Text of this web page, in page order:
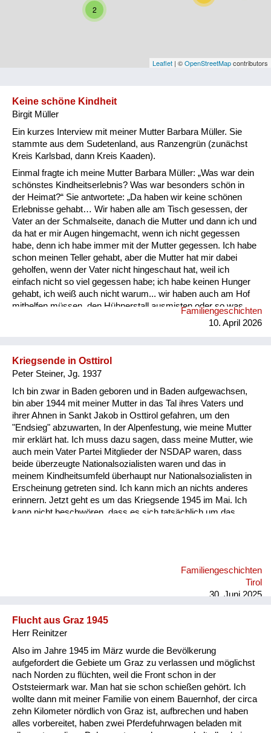
Vorarlberg
Besatzungsmächte
Frauen, Mütter, Kinder
Versorgung
Heimkehrer
Fluchtgeschichten
Familiengeschichten
Schule und Ausbildung
Wiederaufbau und
Wohnen
2
Leaflet | ©OpenStreetMapcontributors
Keine schöne Kindheit
Birgit Müller
Ein kurzes Interview mit meiner Mutter Barbara Müller. Sie
stammte aus dem Sudetenland, aus Ranzengrün (zunächst
Kreis Karlsbad, dann Kreis Kaaden).
Einmal fragte ich meine Mutter Barbara Müller: „Was war dein
schönstes Kindheitserlebnis? Was war besonders schön in
der Heimat?“ Sie antwortete: „Da haben wir keine schönen
Erlebnisse gehabt… Wir haben alle am Tisch gesessen, der
Vater an der Schmalseite, danach die Mutter und dann ich und
da hat er mir Augen hingemacht, wenn ich nicht gegessen
habe, denn ich habe immer mit der Mutter gegessen. Ich habe
schon meinen Teller gehabt, aber die Mutter hat mir dabei
geholfen, wenn der Vater nicht hingeschaut hat, weil ich
einfach nicht so viel gegessen habe; ich habe keinen Hunger
gehabt, ich weiß auch nicht warum... wir haben auch am Hof
mithelfen müssen, den Hühnerstall ausmisten oder so was
ähnliches haben wir immer machen müssen.“ Als ich sie
fragte, ob sie sich über etwas Bestimmtes oder einen Besuch
ist niemand gekommen.“ Dann meinte sie noch abschließend:
„Ich war dauernd an der Mutter ihrem Kittel gehängt, an ihrer
S...
Familiengeschichten
10. April 2026
Kriegsende in Osttirol
Peter Steiner, Jg. 1937
Ich bin zwar in Baden geboren und in Baden aufgewachsen,
bin aber 1944 mit meiner Mutter in das Tal ihres Vaters und
ihrer Ahnen in Sankt Jakob in Osttirol gefahren, um den
"Endsieg" abzuwarten, In der Alpenfestung, wie meine Mutter
mir erklärt hat. Ich muss dazu sagen, dass meine Mutter, wie
auch mein Vater Partei Mitglieder der NSDAP waren, dass
beide überzeugte Nationalsozialisten waren und das in
meinem Kindheitsumfeld überhaupt nur Nationalsozialisten in
Erscheinung getreten sind. Ich kann mich an nichts anderes
erinnern. Jetzt geht es um das Kriegsende 1945 im Mai. Ich
kann nicht beschwören, dass es sich tatsächlich um das
gegangen, wo vor dem einzigen höheren Haus, das dort
Familiengeschichten
Tirol
30. Juni 2025
Flucht aus Graz 1945
Herr Reinitzer
Also im Jahre 1945 im März wurde die Bevölkerung
aufgefordert die Gebiete um Graz zu verlassen und möglichst
nach Norden zu flüchten, weil die Front schon in der
Oststeiermark war. Man hat sie schon schießen gehört. Ich
wollte dann mit meiner Familie von einem Bauernhof, der circa
zehn Kilometer nördlich von Graz ist, aufbrechen und haben
alles vorbereitet, haben zwei Pferdefuhrwagen beladen mit